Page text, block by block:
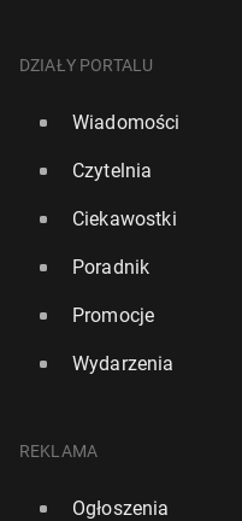
DZIAŁY PORTALU
Wiadomości
Czytelnia
Ciekawostki
Poradnik
Promocje
Wydarzenia
REKLAMA
Ogłoszenia